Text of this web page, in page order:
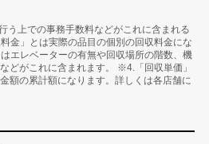
う上での事務手数料などがこれに含まれる
金」とは実際の品目の個別の回収料金にな
エレベーターの有無や回収場所の階数、機
どがこれに含まれます。 ※4.「回収単価」
額の累計額になります。詳しくは各店舗に